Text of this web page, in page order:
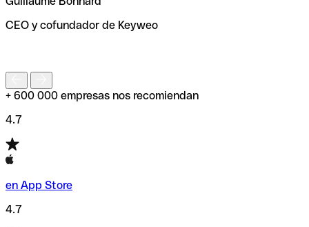
de enviar tu transferencia.
CEO y cofundador de Keyweo
+ 600 000 empresas nos recomiendan
4.7
en App Store
4.7